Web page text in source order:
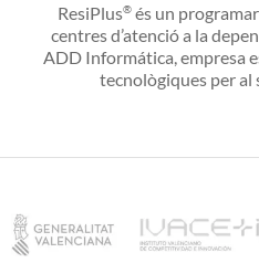
ResiPlus® és un
centres d’atenció a la
ADD Informática, empresa
tecnològiques per al